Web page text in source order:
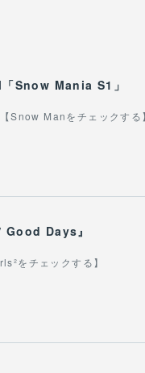
Snow Mania S1」
Snow Manをチェックする
Days』
をチェックする】